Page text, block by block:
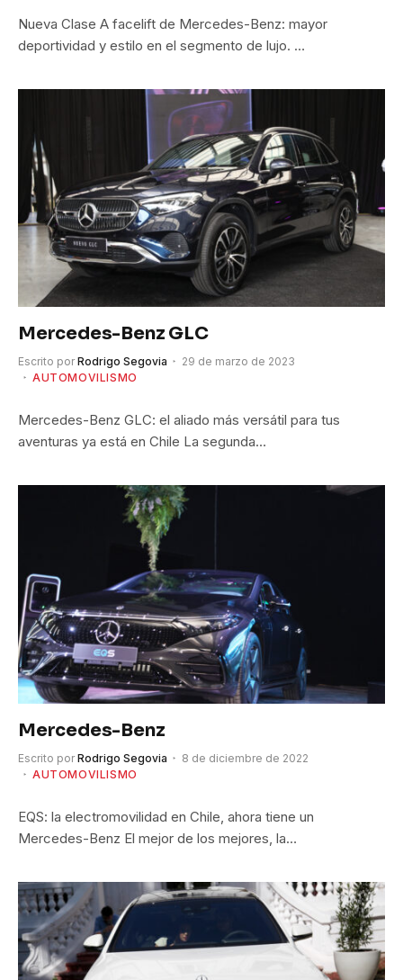
Nueva Clase A facelift de Mercedes-Benz: mayor
deportividad y estilo en el segmento de lujo. …
Mercedes-Benz GLC
Escrito por Rodrigo Segovia
29 de marzo de 2023
AUTOMOVILISMO
Mercedes-Benz GLC: el aliado más versátil para tus
aventuras ya está en Chile La segunda…
Mercedes-Benz
Escrito por Rodrigo Segovia
8 de diciembre de 2022
AUTOMOVILISMO
EQS: la electromovilidad en Chile, ahora tiene un
Mercedes-Benz El mejor de los mejores, la…